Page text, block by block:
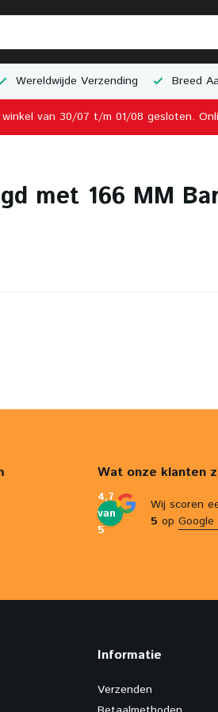
Wereldwijde Verzending Breed
van 30/07 t/m 01/08 gesloten.
met 166 MM
Wat onze klanten
4,7
van
5
Wij scoren
5 op Google
Informatie
Verzenden